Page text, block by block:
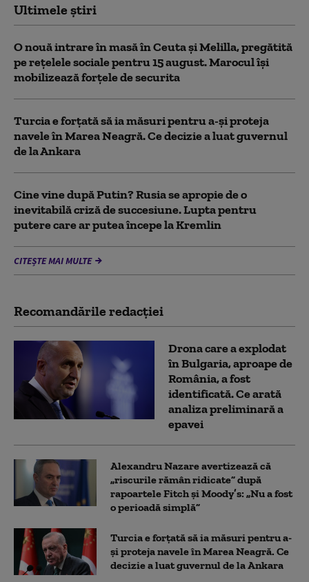
Ultimele știri
O nouă intrare în masă în Ceuta și Melilla, pregătită
pe rețelele sociale pentru 15 august. Marocul își
mobilizează forțele de securita
Turcia e forțată să ia măsuri pentru a-și proteja
navele în Marea Neagră. Ce decizie a luat guvernul
de la Ankara
Cine vine după Putin? Rusia se apropie de o
inevitabilă criză de succesiune. Lupta pentru
putere care ar putea începe la Kremlin
CITEȘTE MAI MULTE
Recomandările redacţiei
Drona care a explodat
în Bulgaria, aproape de
România, a fost
identificată. Ce arată
analiza preliminară a
epavei
Alexandru Nazare avertizează că
„riscurile rămân ridicate” după
rapoartele Fitch și Moody’s: „Nu a fost
o perioadă simplă”
Turcia e forțată să ia măsuri pentru a-
și proteja navele în Marea Neagră. Ce
decizie a luat guvernul de la Ankara